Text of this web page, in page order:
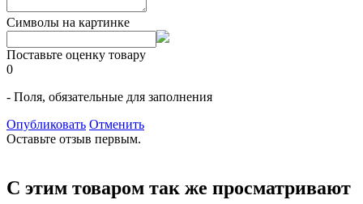
Символы на картинке
Поставьте оценку товару
0
- Поля, обязательные для заполнения
Опубликовать Отменить
Оставьте отзыв первым.
С этим товаром так же просматривают